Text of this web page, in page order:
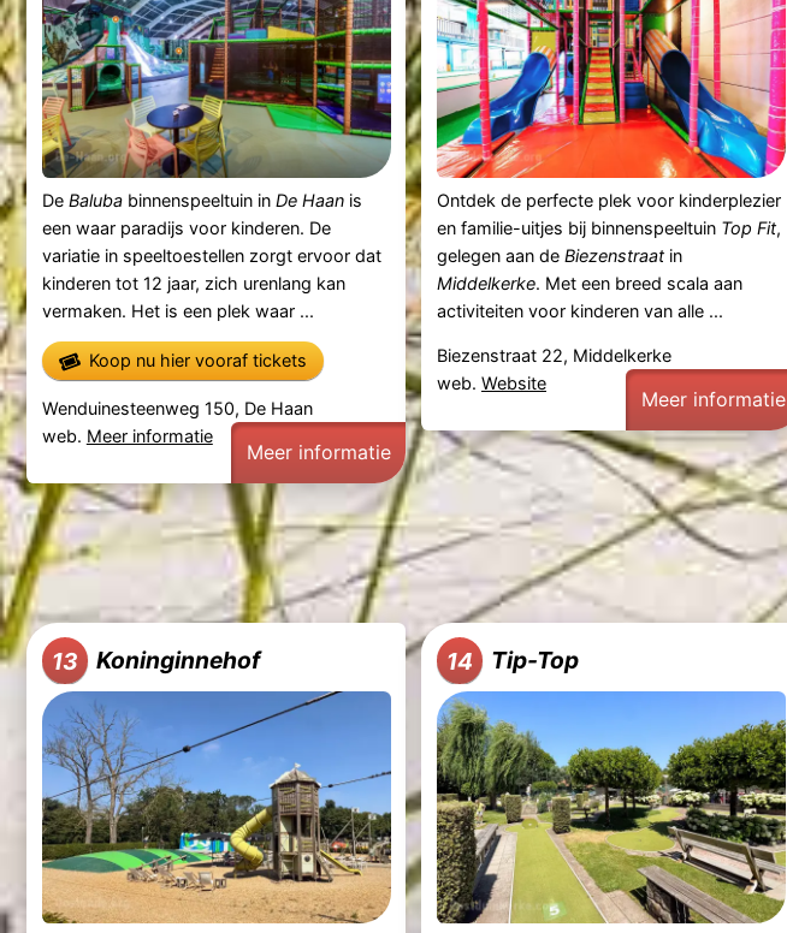
De Balubabinnenspeeltuin in De Haanis
een waar paradijs voor kinderen. De
variatie in speeltoestellen zorgt ervoor dat
kinderen tot 12 jaar, zich urenlang kan
vermaken. Het is een plek waar ...
Koop nu hier vooraf tickets
Wenduinesteenweg 150, De Haan
web. Meer informatie
Meer informatie
Ontdek de perfecte plek voor kinderplezier
en familie-uitjes bij binnenspeeltuin Top Fit,
gelegen aan de Biezenstraatin
Middelkerke. Met een breed scala aan
activiteiten voor kinderen van alle ...
Biezenstraat 22, Middelkerke
web. Website
Meer informatie
13 Koninginnehof 14 Tip-Top